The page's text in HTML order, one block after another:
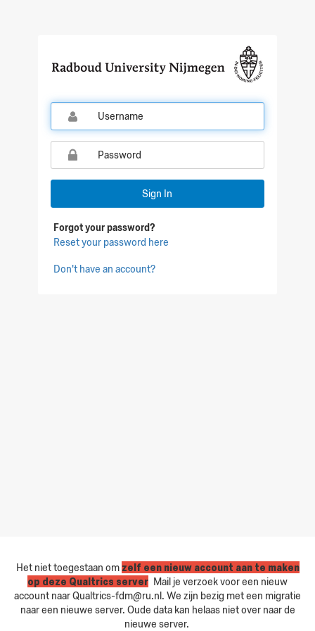
Sign In
Forgot your password?
Reset your password here
Don't have an account?
Het niet toegestaan om zelf een nieuw account aan te maken
op deze Qualtrics server Mail je verzoek voor een nieuw
account naar Qualtrics-fdm@ru.nl. We zijn bezig met een migratie
naar een nieuwe server. Oude data kan helaas niet over naar de
nieuwe server.